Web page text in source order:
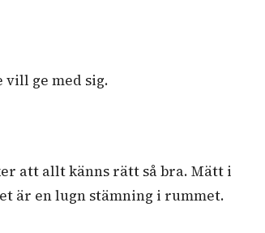
ge med sig.
att allt känns rätt så bra. Mätt i
är en lugn stämning i rummet.